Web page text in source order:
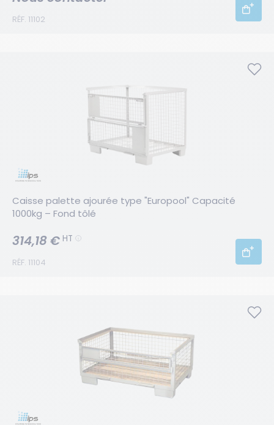
RÉF. 11102
Caisse palette ajourée type "Europool" Capacité
1000kg – Fond tôlé
RÉF. 11104
314,18 € HT